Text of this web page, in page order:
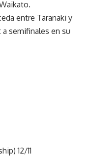
entre Taranaki y
semifinales en su
12/11